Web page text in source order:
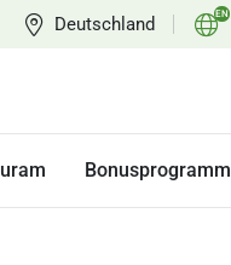
Deutschland EN
Bonusprogramm